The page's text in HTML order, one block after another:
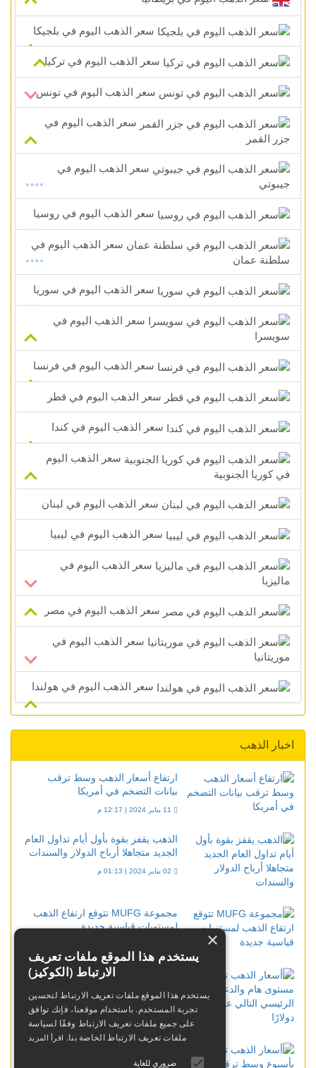
سعر الذهب اليوم في بلجيكا
سعر الذهب اليوم في تركيا
سعر الذهب اليوم في تونس
سعر الذهب اليوم في
جزر القمر
سعر الذهب اليوم في
جيبوتي
سعر الذهب اليوم في روسيا
سعر الذهب اليوم في
سلطنة عمان
سعر الذهب اليوم في سوريا
سعر الذهب اليوم في
سويسرا
سعر الذهب اليوم في فرنسا
سعر الذهب اليوم في قطر
سعر الذهب اليوم في كندا
سعر الذهب اليوم
في كوريا الجنوبية
سعر الذهب اليوم في لبنان
سعر الذهب اليوم في ليبيا
سعر الذهب اليوم في
ماليزيا
سعر الذهب اليوم في مصر
سعر الذهب اليوم في
موريتانيا
سعر الذهب اليوم في هولندا
اخبار الذهب
ارتفاع أسعار الذهب وسط ترقب
بيانات التضخم في أمريكا
الذهب يقفز بقوة بأول أيام تداول العام
الجديد متجاهلا أرباح الدولار والسندات
مجموعة MUFG تتوقع ارتفاع الذهب
لمستويات قياسية جديدة
أسعار الذهب تحوم حول مستوى هام
دولارًا
ترقب لموعد خفض الفائدة بأميركا
×
يستخدم هذا الموقع ملفات تعريف
الارتباط (الكوكيز)
يستخدم هذا الموقع ملفات تعريف الارتباط لتحسين
تجربة المستخدم. باستخدام موقعنا، فإنك توافق
على جميع ملفات تعريف الارتباط وفقًا لسياسة
ملفات تعريف الارتباط الخاصة بنا. اقرأ المزيد
ضروري للغاية